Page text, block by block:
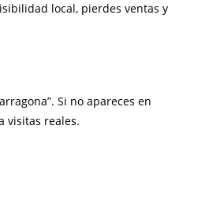
local, pierdes ventas y
Si no apareces en
visitas reales.